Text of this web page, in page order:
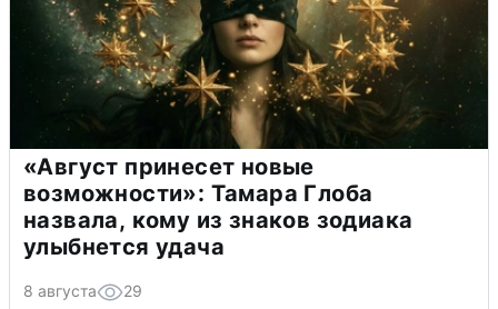
«Август принесет новые
возможности»: Тамара Глоба
назвала, кому из знаков зодиака
улыбнется удача
8 августа 29